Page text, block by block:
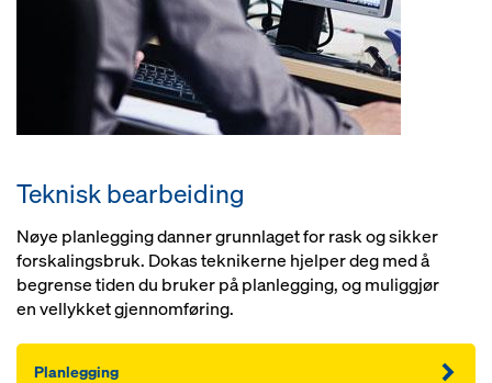
Teknisk bearbeiding
Nøye planlegging danner grunnlaget for rask og sikker
forskalingsbruk. Dokas teknikerne hjelper deg med å
begrense tiden du bruker på planlegging, og muliggjør
en vellykket gjennomføring.
Planlegging